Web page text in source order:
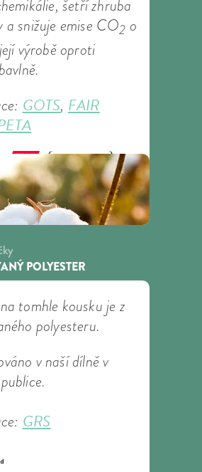
šetří zhruba
a snižuje emise CO2 o
výrobě oproti
GOTS, FAIR
POLYESTER
tomhle kousku je z
polyesteru.
v naší dílně v
GRS